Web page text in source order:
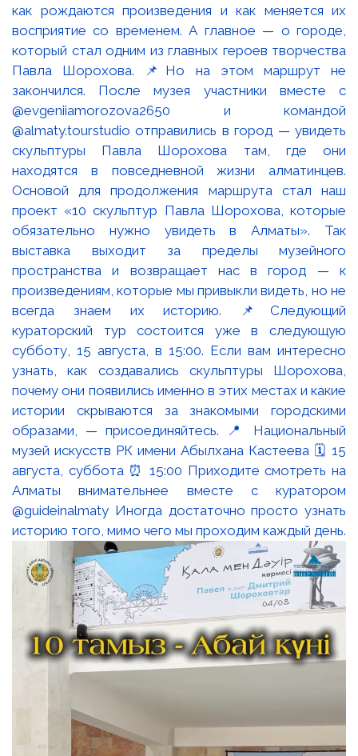
как рождаются произведения и как меняется их
восприятие со временем. А главное — о городе,
который стал одним из главных героев творчества
Павла Шорохова. 📌Но на этом маршрут не
закончился. После музея участники вместе с
@evgeniiamorozova2650 и командой
@almaty.tourstudio отправились в город — увидеть
скульптуры Павла Шорохова там, где они
находятся в повседневной жизни алматинцев.
Основой для продолжения маршрута стал наш
проект «10 скульптур Павла Шорохова, которые
обязательно нужно увидеть в Алматы». Так
выставка выходит за пределы музейного
пространства и возвращает нас в город — к
произведениям, которые мы привыкли видеть, но не
всегда знаем их историю. 📌Следующий
кураторский тур состоится уже в следующую
субботу, 15 августа, в 15:00. Если вам интересно
узнать, как создавались скульптуры Шорохова,
почему они появились именно в этих местах и какие
истории скрываются за знакомыми городскими
образами, — присоединяйтесь. 📍 Национальный
музей искусств РК имени Абылхана Кастеева 🗓 15
августа, суббота ⏰ 15:00 Приходите смотреть на
Алматы внимательнее вместе с куратором
@guideinalmaty Иногда достаточно просто узнать
историю того, мимо чего мы проходим каждый день.